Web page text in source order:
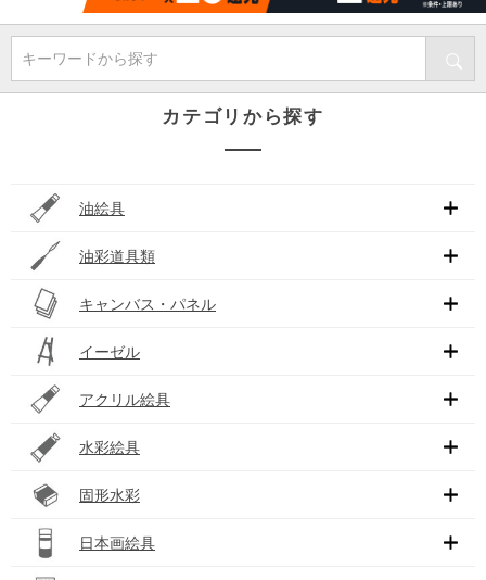
キーワードから探す
カテゴリから探す
油絵具
油彩道具類
キャンバス・パネル
イーゼル
アクリル絵具
水彩絵具
固形水彩
日本画絵具